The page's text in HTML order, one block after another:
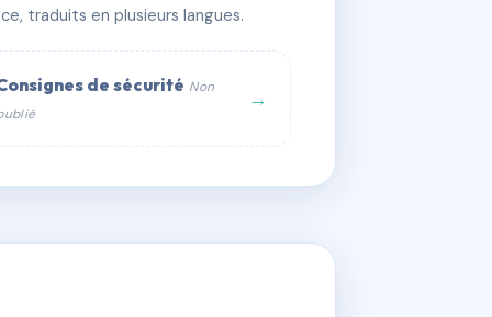
traduits en plusieurs langues.
de sécurité Non
→